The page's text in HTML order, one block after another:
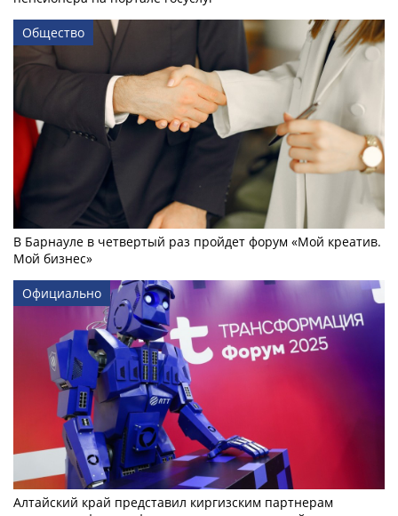
Общество
В Барнауле в четвертый раз пройдет форум «Мой креатив.
Мой бизнес»
Официально
Алтайский край представил киргизским партнерам